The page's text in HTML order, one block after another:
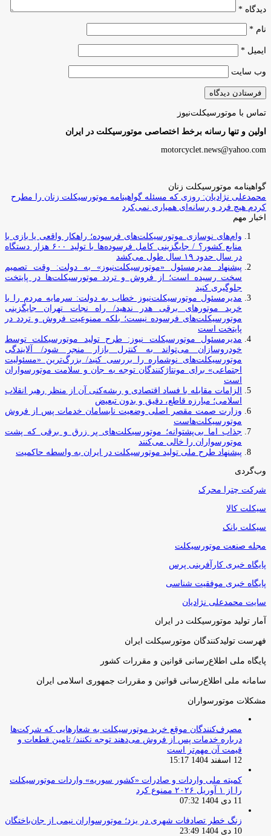
دیدگاه *
نام *
ایمیل *
وب‌ سایت
تماس با موتورسیکلت‌نیوز
اولین و تنها رسانه برخط اختصاصی موتورسیکلت در ایران
motorcyclet.news@yahoo.com
گواهینامه موتورسیکلت زنان
محمدعلی نژادیان: روزی که مسئله گواهینامه موتورسیکلت زنان را مطرح
کردم هیچ فرد و رسانه‌ای همیاری نمی‌کرد
اخبار مهم
وام‌های نوسازی موتورسیکلت‌های فرسوده؛ راهکار واقعی یا بازی با
منابع کشور؟ / جایگزینی کامل فرسوده‌ها با تولید ۶۰۰ هزار دستگاه
در سال حدود ۱۹ سال طول می‌کشد
پیشنهاد مدیرمسئول «موتورسیکلت‌نیوز» به دولت: وقت تصمیم
سخت رسیده است؛ از فروش و تردد موتورسیکلت‌ها در پایتخت
جلوگیری کنید
مدیرمسئول موتورسیکلت‌نیوز خطاب به دولت: سرمایه مردم را با
خرید موتورهای برقی هدر ندهید/ راه نجات تهران جایگزینی
موتورسیکلت‌های فرسوده نیست؛ بلکه ممنوعیت فروش و تردد در
پایتخت است
مدیرمسئول موتورسیکلت نیوز: طرح تولید موتورسیکلت توسط
خودروسازان می‌تواند به کنترل بازار منجر شود/ آلایندگی
موتورسیکلت‌های نوشماره را بررسی کنید/ بزرگ‌ترین «مسئولیت
اجتماعی» برای مونتاژکنندگان توجه به جان و سلامت موتورسواران
است
الزامات مقابله با فساد اقتصادی و ریشه‌کنی آن از منظر رهبر انقلاب
اسلامی؛ مبارزه قاطع، دقیق و بدون تبعیض
وزارت صمت مقصر اصلی وضعیت نابسامان خدمات پس از فروش
موتورسیکلت‌هاست
جذاب اما بی‌پشتوانه؛ موتورسیکلت‌های پر زرق‌ و برقی که پشت
موتورسواران را خالی می‌کنند
پیشنهاد طرح ملی تولید موتورسیکلت در ایران به واسطه حاکمیت
وب‌گردی
شرکت چترا محرک
سیکلت کالا
سیکلت بانک
مجله صنعت موتورسیکلت
پایگاه خبری کارآفرینی پرس
پایگاه خبری موفقیت شناسی
سایت محمدعلی نژادیان
آمار تولید موتورسیکلت در ایران
فهرست تولیدکنندگان موتورسیکلت ایران
پایگاه ملی اطلاع‌رسانی قوانین و مقررات کشور
سامانه ملی اطلاع‌رسانی قوانین و مقررات جمهوری اسلامی ایران
مشکلات موتورسواران
مصرف‌کنندگان موقع خرید موتورسیکلت به شعارهایی که شرکت‌ها
درباره خدمات پس از فروش می‌دهند توجه نکنند/ تامین قطعات و
قیمت آن مهم‌تر است
12 اسفند 1404 15:17
کمیته ملی واردات و صادرات «کشور سوریه» واردات موتورسیکلت
را از ۱ آوریل ۲۰۲۶ ممنوع کرد
11 دی 1404 07:32
زنگ خطر تصادفات شهری در یزد؛ موتورسواران نیمی از جان‌باختگان
10 دی 1404 23:49